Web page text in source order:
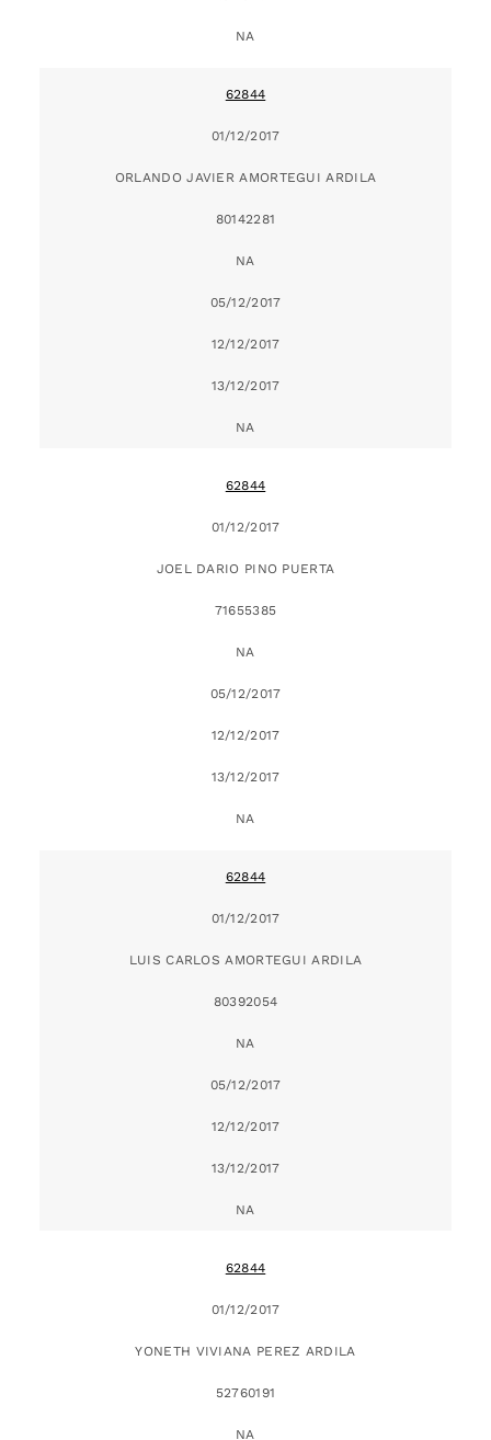
NA
62844
01/12/2017
ORLANDO JAVIER AMORTEGUI ARDILA
80142281
NA
05/12/2017
12/12/2017
13/12/2017
NA
62844
01/12/2017
JOEL DARIO PINO PUERTA
71655385
NA
05/12/2017
12/12/2017
13/12/2017
NA
62844
01/12/2017
LUIS CARLOS AMORTEGUI ARDILA
80392054
NA
05/12/2017
12/12/2017
13/12/2017
NA
62844
01/12/2017
YONETH VIVIANA PEREZ ARDILA
52760191
NA